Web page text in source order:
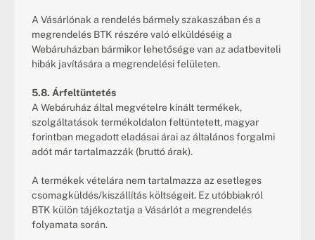
A Vásárlónak a rendelés bármely szakaszában és a
megrendelés BTK részére való elküldéséig a
Webáruházban bármikor lehetősége van az adatbeviteli
hibák javítására a megrendelési felületen.
5.8. Árfeltüntetés
A Webáruház által megvételre kínált termékek,
szolgáltatások termékoldalon feltüntetett, magyar
forintban megadott eladásai árai az általános forgalmi
adót már tartalmazzák (bruttó árak).
A termékek vételára nem tartalmazza az esetleges
csomagküldés/kiszállítás költségeit. Ez utóbbiakról
BTK külön tájékoztatja a Vásárlót a megrendelés
folyamata során.